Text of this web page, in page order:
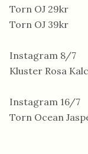
Torn OJ 29kr
Torn OJ 39kr
Instagram 8/7
Kluster Rosa
Instagram 16/7
Torn Ocean